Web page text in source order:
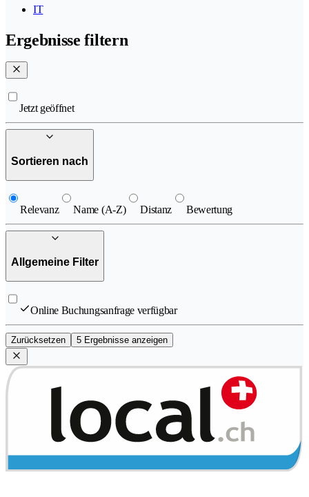
IT
Ergebnisse filtern
Jetzt geöffnet
Sortieren nach
Relevanz Name (A-Z) Distanz Bewertung
Allgemeine Filter
Online Buchungsanfrage verfügbar
Zurücksetzen 5 Ergebnisse anzeigen